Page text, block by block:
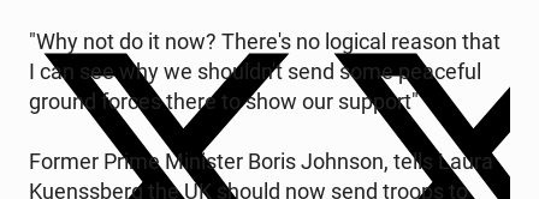
"Why not do it now? There's no logical reason that
I can see why we sho­uld­n't send some pe­ace­ful
ground forces there to show our support"
Former Prime Mi­ni­ster Boris Johnson, tells Laura
Ku­enss­berg the UK should now send troops to